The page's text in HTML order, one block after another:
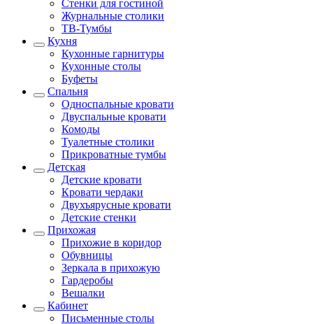
Стенки для гостиной
Журнальные столики
TВ-Тумбы
Кухня
Кухонные гарнитуры
Кухонные столы
Буфеты
Спальня
Односпальные кровати
Двуспальные кровати
Комоды
Туалетные столики
Прикроватные тумбы
Детская
Детские кровати
Кровати чердаки
Двухъярусные кровати
Детские стенки
Прихожая
Прихожие в коридор
Обувницы
Зеркала в прихожую
Гардеробы
Вешалки
Кабинет
Письменные столы